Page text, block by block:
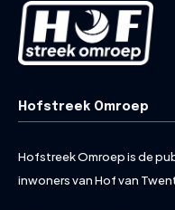
Hofstreek Omroep
Hofstreek Omroep is de
inwoners van Hof van